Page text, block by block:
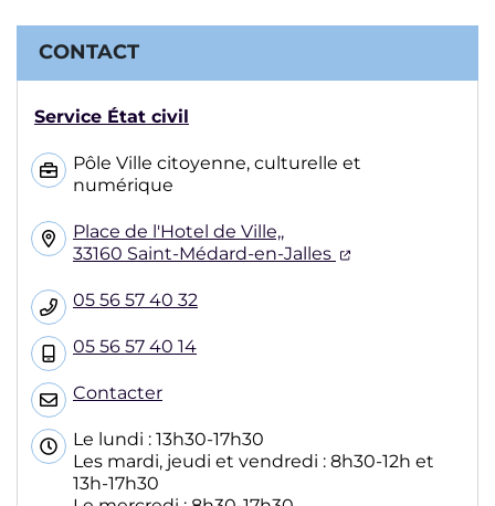
CONTACT
Service État civil
Pôle Ville citoyenne, culturelle et
numérique
Place de l'Hotel de Ville,,
33160 Saint-Médard-en-Jalles
(ouverture
05 56 57 40 32
05 56 57 40 14
Contacter
Le lundi : 13h30-17h30
Les mardi, jeudi et vendredi : 8h30-12h et
13h-17h30